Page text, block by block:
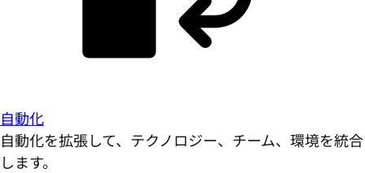
自動化
自動化を拡張して、テクノロジー、チーム、環境を統合
します。